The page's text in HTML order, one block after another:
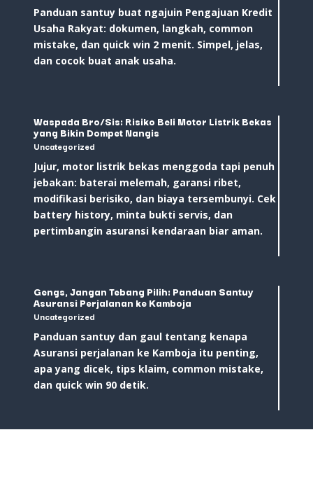
Panduan santuy buat ngajuin Pengajuan Kredit
Usaha Rakyat: dokumen, langkah, common
mistake, dan quick win 2 menit. Simpel, jelas,
dan cocok buat anak usaha.
Waspada Bro/Sis: Risiko Beli Motor Listrik Bekas
yang Bikin Dompet Nangis
Uncategorized
Jujur, motor listrik bekas menggoda tapi penuh
jebakan: baterai melemah, garansi ribet,
modifikasi berisiko, dan biaya tersembunyi. Cek
battery history, minta bukti servis, dan
pertimbangin asuransi kendaraan biar aman.
Gengs, Jangan Tebang Pilih: Panduan Santuy
Asuransi Perjalanan ke Kamboja
Uncategorized
Panduan santuy dan gaul tentang kenapa
Asuransi perjalanan ke Kamboja itu penting,
apa yang dicek, tips klaim, common mistake,
dan quick win 90 detik.